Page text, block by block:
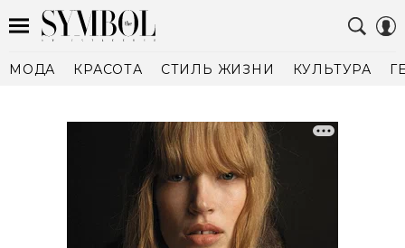
МОДА КРАСОТА СТИЛЬ ЖИЗНИ КУЛЬТУРА